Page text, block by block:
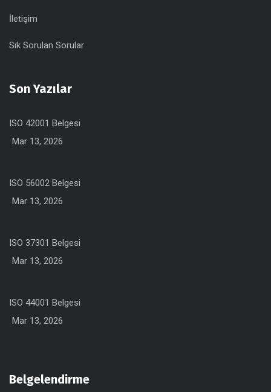
İletişim
Sık Sorulan Sorular
Son Yazılar
ISO 42001 Belgesi
Mar 13, 2026
ISO 56002 Belgesi
Mar 13, 2026
ISO 37301 Belgesi
Mar 13, 2026
ISO 44001 Belgesi
Mar 13, 2026
Belgelendirme